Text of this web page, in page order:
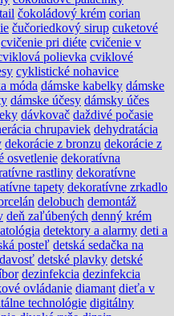
čokoládový krém corian
čučoriedkový sirup cuketové
cvičenie pri diéte cvičenie v
polievka cviklové
cyklistické nohavice
móda dámske kabelky dámske
dámske účesy dámsky účes
dávkovač daždivé počasie
chrupaviek dehydratácia
dekorácie z bronzu dekorácie z
osvetlenie dekoratívna
rastliny dekoratívne
tapety dekoratívne zrkadlo
delobuch demontáž
deň zaľúbených denný krém
detektory a alarmy deti a
posteľ detská sedačka na
detské plavky detské
dezinfekcia dezinfekcia
ovládanie diamant dieťa v
technológie digitálny